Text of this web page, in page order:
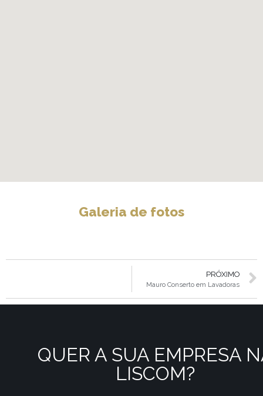
Galeria de fotos
PRÓXIMO
Mauro Conserto em Lavadoras
QUER A SUA EMPRESA
LISCOM?